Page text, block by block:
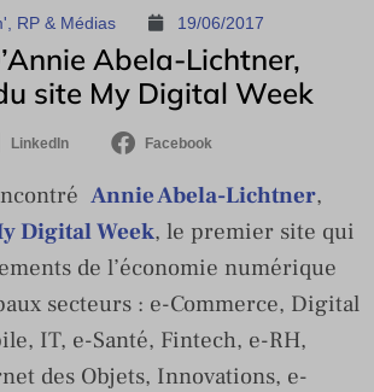
RP & Médias 19/06/2017
Abela-Lichtner,
site My Digital Week
LinkedIn Facebook
Annie Abela-Lichtner,
Digital Week, le premier site qui
de l’économie numérique
secteurs : e-Commerce, Digital
IT, e-Santé, Fintech, e-RH,
des Objets, Innovations, e-